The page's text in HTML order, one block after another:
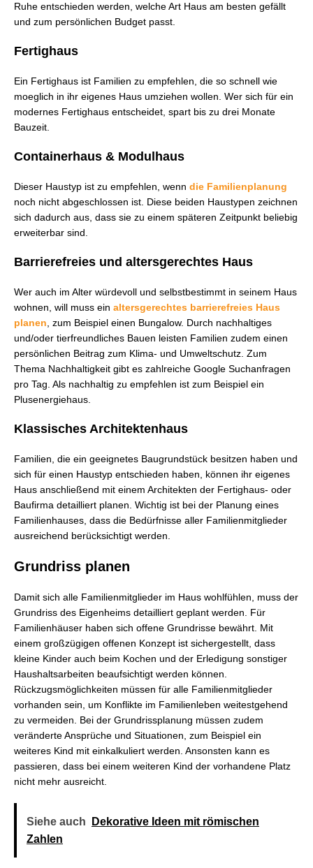
Ruhe entschieden werden, welche Art Haus am besten gefällt
und zum persönlichen Budget passt.
Fertighaus
Ein Fertighaus ist Familien zu empfehlen, die so schnell wie
moeglich in ihr eigenes Haus umziehen wollen. Wer sich für ein
modernes Fertighaus entscheidet, spart bis zu drei Monate
Bauzeit.
Containerhaus & Modulhaus
Dieser Haustyp ist zu empfehlen, wenn die Familienplanung
noch nicht abgeschlossen ist. Diese beiden Haustypen zeichnen
sich dadurch aus, dass sie zu einem späteren Zeitpunkt beliebig
erweiterbar sind.
Barrierefreies und altersgerechtes Haus
Wer auch im Alter würdevoll und selbstbestimmt in seinem Haus
wohnen, will muss ein altersgerechtes barrierefreies Haus
planen , zum Beispiel einen Bungalow. Durch nachhaltiges
und/oder tierfreundliches Bauen leisten Familien zudem einen
persönlichen Beitrag zum Klima- und Umweltschutz. Zum
Thema Nachhaltigkeit gibt es zahlreiche Google Suchanfragen
pro Tag. Als nachhaltig zu empfehlen ist zum Beispiel ein
Plusenergiehaus.
Klassisches Architektenhaus
Familien, die ein geeignetes Baugrundstück besitzen haben und
sich für einen Haustyp entschieden haben, können ihr eigenes
Haus anschließend mit einem Architekten der Fertighaus- oder
Baufirma detailliert planen. Wichtig ist bei der Planung eines
Familienhauses, dass die Bedürfnisse aller Familienmitglieder
ausreichend berücksichtigt werden.
Grundriss planen
Damit sich alle Familienmitglieder im Haus wohlfühlen, muss der
Grundriss des Eigenheims detailliert geplant werden. Für
Familienhäuser haben sich offene Grundrisse bewährt. Mit
einem großzügigen offenen Konzept ist sichergestellt, dass
kleine Kinder auch beim Kochen und der Erledigung sonstiger
Haushaltsarbeiten beaufsichtigt werden können.
Rückzugsmöglichkeiten müssen für alle Familienmitglieder
vorhanden sein, um Konflikte im Familienleben weitestgehend
zu vermeiden. Bei der Grundrissplanung müssen zudem
veränderte Ansprüche und Situationen, zum Beispiel ein
weiteres Kind mit einkalkuliert werden. Ansonsten kann es
passieren, dass bei einem weiteren Kind der vorhandene Platz
nicht mehr ausreicht.
Siehe auch
Dekorative Ideen mit römischen
Zahlen